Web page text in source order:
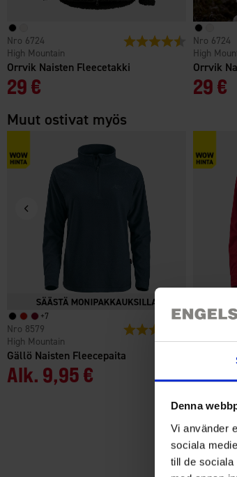
Denna
Vi använder
sociala
till de
Orrvik Naisten Fleecetakki
High Mountain
6724
29 €
Arvio: 4.6 5:sta
Orrvik
High
6724
29 €
Muut ostivat myös
+7
Gällö Naisten Fleecepaita
High Mountain
8579
Alk. 9,95 €
Arvio:
+7
Gällö
High
Alk.